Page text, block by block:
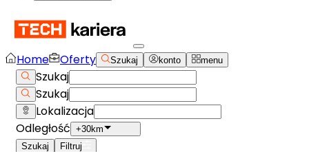
Home Oferty Szukaj konto menu
Szukaj
Szukaj
Lokalizacja
Odległość +30km
Szukaj
Filtruj